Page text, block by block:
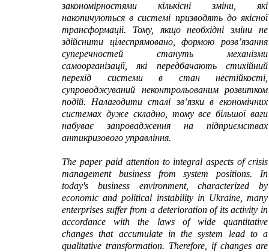
закономірностями кількісні зміни, які
накопичуються в системі призводять до якісної
трансформації. Тому, якщо необхідні зміни не
здійснити цілеспрямовано, формою розв’язання
суперечностей стануть механізми
самоорганізації, які передбачають стихійний
перехід системи в стан нестійкості,
супроводжуваний неконтрольованим розвитком
подій. Налагодити сталі зв’язки в економічних
системах дуже складно, тому все більшої ваги
набуває запровадження на підприємствах
антикризового управління.
The paper paid attention to integral aspects of crisis
management business from system positions. In
today's business environment, characterized by
economic and political instability in Ukraine, many
enterprises suffer from a deterioration of its activity in
accordance with the laws of wide quantitative
changes that accumulate in the system lead to a
qualitative transformation. Therefore, if changes are